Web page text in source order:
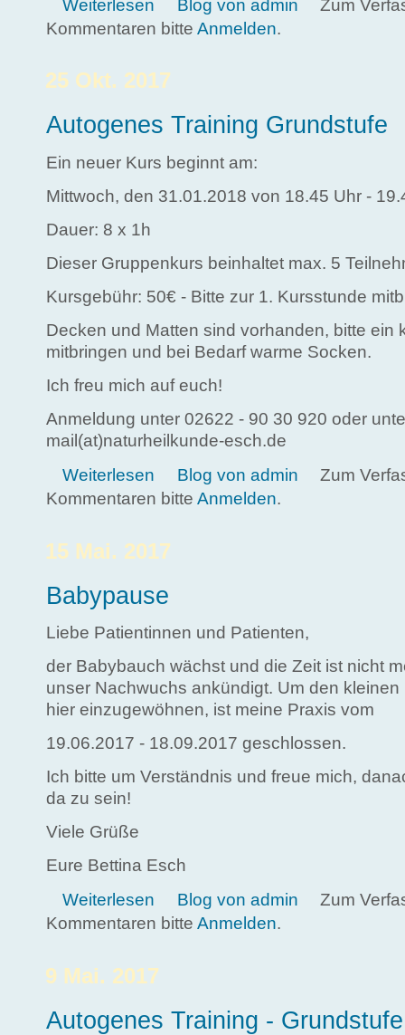
Weiterlesen Blog von admin
Zum
Kommentaren bitte Anmelden.
25 Okt. 2017
Autogenes Training Grundstufe
Ein neuer Kurs beginnt am:
Mittwoch, den 31.01.2018 von 18.45 Uhr -
Dauer: 8 x 1h
Dieser Gruppenkurs beinhaltet max. 5
Kursgebühr: 50€ - Bitte zur 1. Kursstunde
Decken und Matten sind vorhanden, bitte ein
mitbringen und bei Bedarf warme Socken.
Ich freu mich auf euch!
Anmeldung unter 02622 - 90 30 920 oder
mail(at)naturheilkunde-esch.de
Weiterlesen über Autogenes Training Grundstufe
Blog von admin
Zum
Kommentaren bitte Anmelden.
15 Mai. 2017
Babypause
Liebe Patientinnen und Patienten,
der Babybauch wächst und die Zeit ist nicht
unser Nachwuchs ankündigt. Um den
hier einzugewöhnen, ist meine Praxis vom
19.06.2017 - 18.09.2017 geschlossen.
Ich bitte um Verständnis und freue mich,
da zu sein!
Viele Grüße
Eure Bettina Esch
Weiterlesen über Babypause
Blog von admin
Zum
Kommentaren bitte Anmelden.
9 Mai. 2017
Autogenes Training - Grundstufe